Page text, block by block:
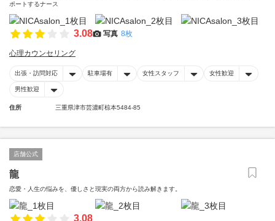
ポートするナース
3.08 写真 8枚
心理カウンセリング
出張・訪問対応 駐車場有 女性スタッフ 女性歓迎
男性歓迎
住所 三重県津市芸濃町椋本5484-85
店舗公式
龍
恋愛・人生の悩みを、優しさと現実の両方から読み解きます。
3.08